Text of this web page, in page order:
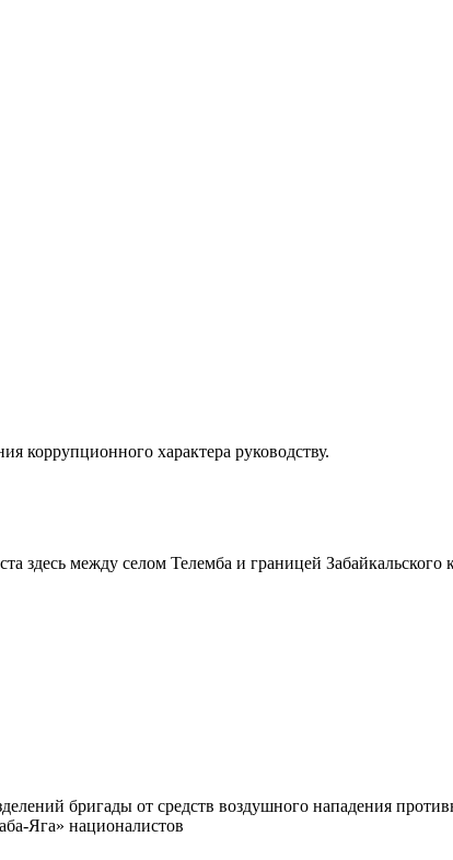
коррупционного характера руководству.
здесь между селом Телемба и границей
бригады от средств воздушного нападения
Яга» националистов